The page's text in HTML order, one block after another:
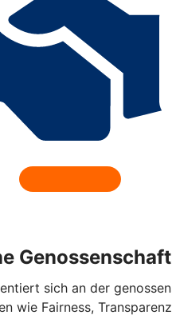
sich an der
wie Fairness,